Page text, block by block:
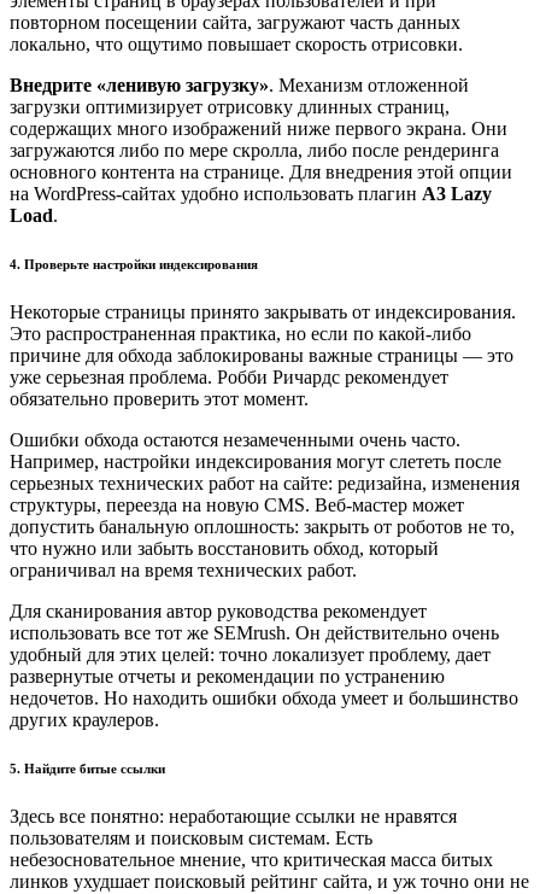
повторном посещении сайта, загружают часть данных
локально, что ощутимо повышает скорость отрисовки.
Внедрите «ленивую загрузку». Механизм отложенной
загрузки оптимизирует отрисовку длинных страниц,
содержащих много изображений ниже первого экрана. Они
загружаются либо по мере скролла, либо после рендеринга
основного контента на странице. Для внедрения этой опции
на WordPress-сайтах удобно использовать плагин A3 Lazy
Load.
4. Проверьте настройки индексирования
Некоторые страницы принято закрывать от индексирования.
Это распространенная практика, но если по какой-либо
причине для обхода заблокированы важные страницы — это
уже серьезная проблема. Робби Ричардс рекомендует
обязательно проверить этот момент.
Ошибки обхода остаются незамеченными очень часто.
Например, настройки индексирования могут слететь после
серьезных технических работ на сайте: редизайна, изменения
структуры, переезда на новую CMS. Веб-мастер может
допустить банальную оплошность: закрыть от роботов не то,
что нужно или забыть восстановить обход, который
ограничивал на время технических работ.
Для сканирования автор руководства рекомендует
использовать все тот же SEMrush. Он действительно очень
удобный для этих целей: точно локализует проблему, дает
развернутые отчеты и рекомендации по устранению
недочетов. Но находить ошибки обхода умеет и большинство
других краулеров.
5. Найдите битые ссылки
Здесь все понятно: неработающие ссылки не нравятся
пользователям и поисковым системам. Есть
небезосновательное мнение, что критическая масса битых
линков ухудшает поисковый рейтинг сайта, и уж точно они не